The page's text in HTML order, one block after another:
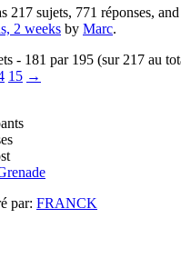
217 sujets, 771 réponses,
2 weeks by Marc.
- 181 par 195 (sur 217 au
15 →
par: FRANCK